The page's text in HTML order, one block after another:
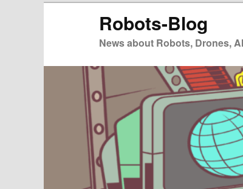
Robots-Blog
News about Robots, Drones,